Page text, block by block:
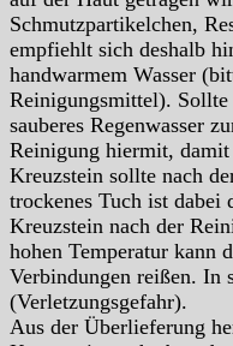
Schmutzpartikelchen,
empfiehlt sich deshalb
handwarmem Wasser
Reinigungsmittel). Sollte
sauberes Regenwasser
Reinigung hiermit,
Kreuzstein sollte nach
trockenes Tuch ist
Kreuzstein nach der
hohen Temperatur kann
Verbindungen reißen. In
(Verletzungsgefahr).
Aus der Überlieferung